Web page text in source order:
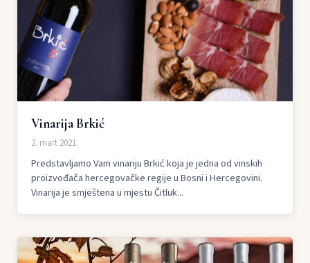
Vinarija Brkić
2. mart 2021.
Predstavljamo Vam vinariju Brkić koja je jedna od vinskih
proizvođača hercegovačke regije u Bosni i Hercegovini.
Vinarija je smještena u mjestu Čitluk...